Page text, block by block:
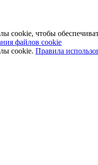
cookie, чтобы
файлов cookie
cookie. Правила